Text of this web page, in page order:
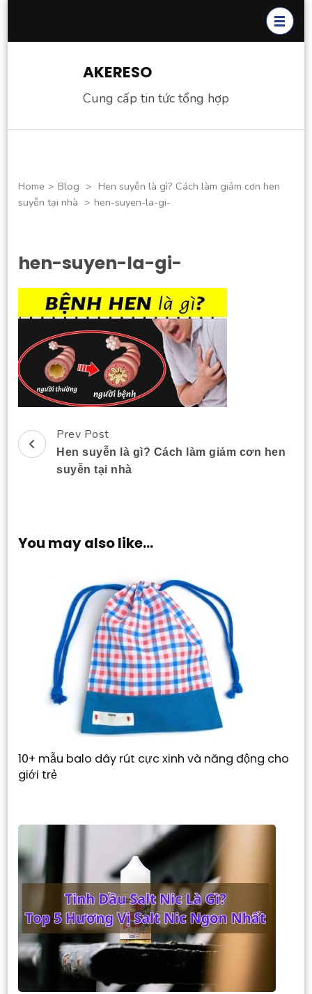
AKERESO
Cung cấp tin tức tổng hợp
Home > Blog > Hen suyễn là gì? Cách làm giảm cơn hen
suyễn tại nhà > hen-suyen-la-gi-
hen-suyen-la-gi-
Post
Navigation
Prev Post
Hen suyễn là gì? Cách làm giảm cơn hen
suyễn tại nhà
You may also like...
10+ mẫu balo dây rút cực xinh và năng động cho
giới trẻ